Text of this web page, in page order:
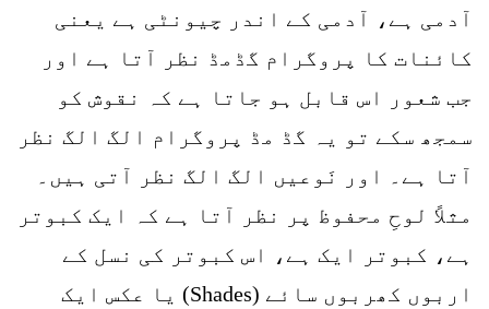
آدمی ہے، آدمی کے اندر چیونٹی ہے یعنی
کائنات کا پروگرام گڈمڈ نظر آتا ہے اور
جب شعور اس قابل ہو جاتا ہے کہ نقوش کو
سمجھ سکے تو یہ گڈ مڈ پروگرام الگ الگ نظر
آتا ہے۔ اور نَوعیں الگ الگ نظر آتی ہیں۔
مثلاً لوحِ محفوظ پر نظر آتا ہے کہ ایک کبوتر
ہے، کبوتر ایک ہے، اس کبوتر کی نسل کے
اربوں کھربوں سائے (Shades) یا عکس ایک